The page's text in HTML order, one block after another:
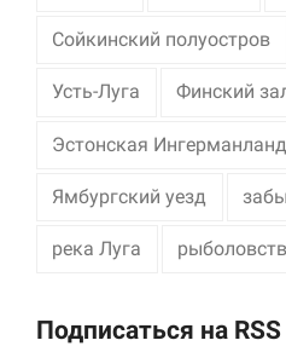
Сойкинский полуостров
Усть-Луга Финский
Эстонская
Ямбургский уезд
река Луга
Подписаться на RSS